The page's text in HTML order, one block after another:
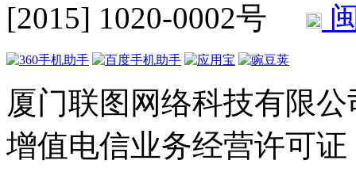
[2015] 1020-0002号
厦门联图网络科技有限公
增值电信业务经营许可证